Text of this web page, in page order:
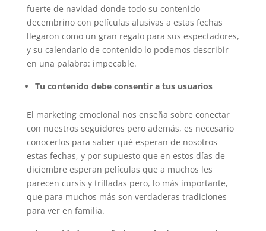
fuerte de navidad donde todo su contenido
decembrino con películas alusivas a estas fechas
llegaron como un gran regalo para sus espectadores,
y su calendario de contenido lo podemos describir
en una palabra: impecable.
Tu contenido debe consentir a tus usuarios
El marketing emocional nos enseña sobre conectar
con nuestros seguidores pero además, es necesario
conocerlos para saber qué esperan de nosotros
estas fechas, y por supuesto que en estos días de
diciembre esperan películas que a muchos les
parecen cursis y trilladas pero, lo más importante,
que para muchos más son verdaderas tradiciones
para ver en familia.